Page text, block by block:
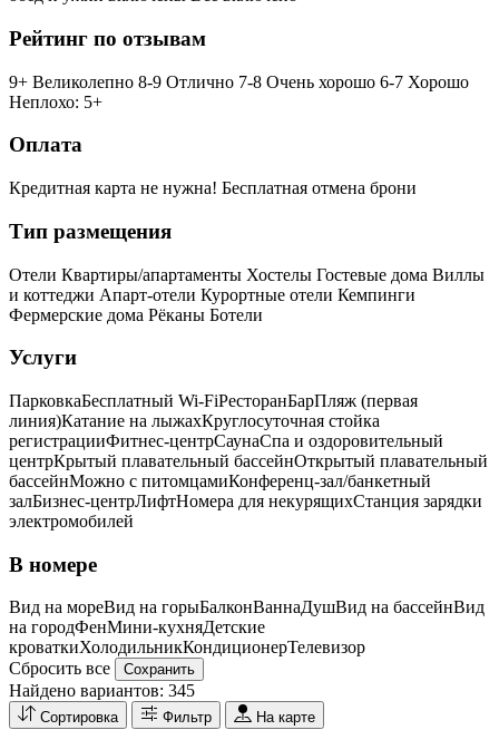
Рейтинг по отзывам
9+ Великолепно 8-9 Отлично 7-8 Очень хорошо 6-7 Хорошо
Неплохо: 5+
Оплата
Кредитная карта не нужна! Бесплатная отмена брони
Тип размещения
Отели Квартиры/апартаменты Хостелы Гостевые дома Виллы
и коттеджи Апарт-отели Курортные отели Кемпинги
Фермерские дома Рёканы Ботели
Услуги
ПарковкаБесплатный Wi-FiРесторанБарПляж (первая
линия)Катание на лыжахКруглосуточная стойка
регистрацииФитнес-центрСаунаСпа и оздоровительный
центрКрытый плавательный бассейнОткрытый плавательный
бассейнМожно с питомцамиКонференц-зал/банкетный
залБизнес-центрЛифтНомера для некурящихCтанция зарядки
электромобилей
В номере
Вид на мореВид на горыБалконВаннаДушВид на бассейнВид
на городФенМини-кухняДетские
кроваткиХолодильникКондиционерТелевизор
Сбросить все
Сохранить
Найдено вариантов: 345
Сортировка Фильтр На карте